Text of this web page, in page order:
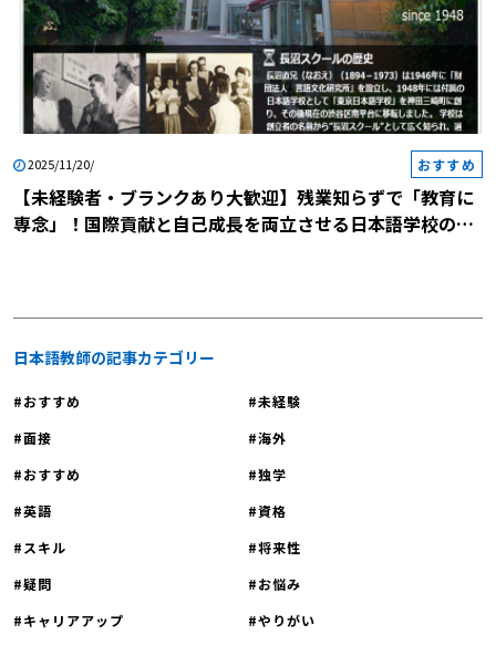
2025/11/20/ おすすめ
【未経験者・ブランクあり大歓迎】残業知らずで「教育に
専念」！国際貢献と自己成長を両立させる日本語学校の説
日本語教師の記事カテゴリー
おすすめ
未経験
面接
海外
おすすめ
独学
英語
資格
スキル
将来性
疑問
お悩み
キャリアアップ
やりがい